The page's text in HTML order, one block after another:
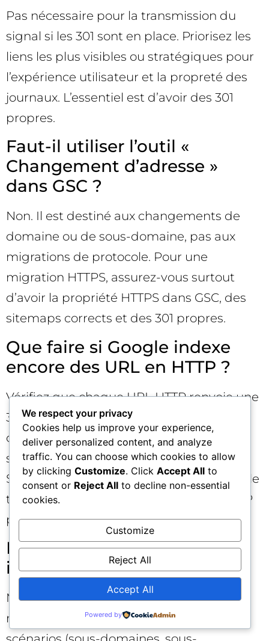
Pas nécessaire pour la transmission du
signal si les 301 sont en place. Priorisez les
liens les plus visibles ou stratégiques pour
l’expérience utilisateur et la propreté des
journaux. L’essentiel est d’avoir des 301
propres.
Faut-il utiliser l’outil «
Changement d’adresse »
dans GSC ?
Non. Il est destiné aux changements de
domaine ou de sous-domaine, pas aux
migrations de protocole. Pour une
migration HTTPS, assurez-vous surtout
d’avoir la propriété HTTPS dans GSC, des
sitemaps corrects et des 301 propres.
Que faire si Google indexe
encore des URL en HTTP ?
Vérifiez que chaque URL HTTP renvoie une
301 vers l’équivalent HTTPS, que les
canoniques ciblent HTTPS et que vos
sitemaps n’exposent pas de HTTP.
Soumettez les sitemaps HTTPS et laissez le
temps au recrawl. Évitez de bloquer HTTP
par robots.txt.
Puis-je activer HSTS
immédiatement ?
Mieux vaut attendre la stabilisation post-
migration et la vérification de tous les
We respect your privacy
Cookies help us improve your experience,
deliver personalized content, and analyze
traffic. You can choose which cookies to allow
by clicking Customize. Click Accept All to
consent or Reject All to decline non-essential
cookies.
Customize
Reject All
Accept All
Powered by